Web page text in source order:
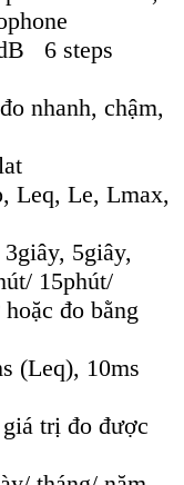
6 steps
nhanh, chậm,
Leq, Le, Lmax,
5giây,
15phút/
đo bằng
(Leq), 10ms
trị đo được